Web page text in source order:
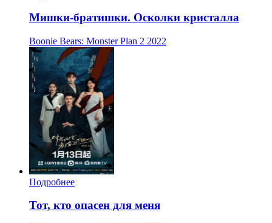
Мишки-братишки. Осколки кристалла
Boonie Bears: Monster Plan 2 2022
Подробнее
Тот, кто опасен для меня